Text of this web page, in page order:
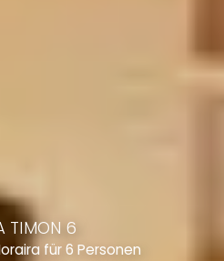
TIMON 6
für 6 Personen